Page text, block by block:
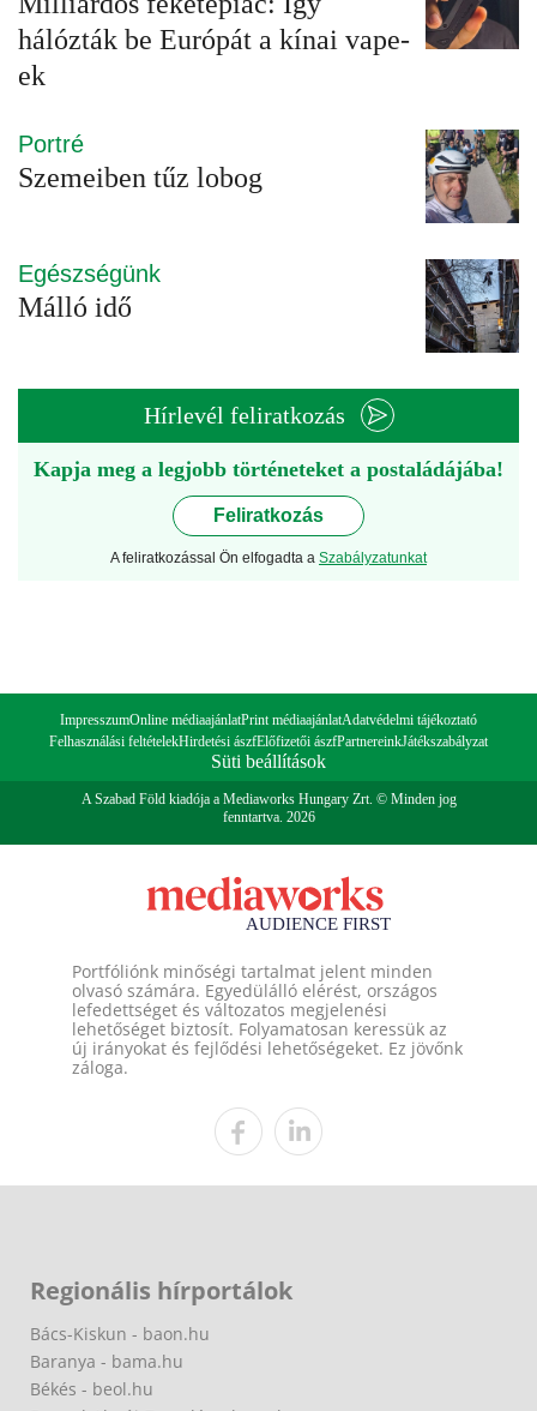
hálózták be Európát a kínai vape-
ek
Portré
Szemeiben tűz lobog
Egészségünk
Málló idő
Hírlevél feliratkozás
Kapja meg a legjobb történeteket a postaládájába!
Feliratkozás
A feliratkozással Ön elfogadta a Szabályzatunkat
ImpresszumOnline médiaajánlatPrint médiaajánlatAdatvédelmi tájékoztató
Felhasználási feltételekHirdetési ászfElőfizetői ászfPartnereinkJátékszabályzat
Süti beállítások
A Szabad Föld kiadója a Mediaworks Hungary Zrt. © Minden jog
fenntartva. 2026
Portfóliónk minőségi tartalmat jelent minden
olvasó számára. Egyedülálló elérést, országos
lefedettséget és változatos megjelenési
lehetőséget biztosít. Folyamatosan keressük az
új irányokat és fejlődési lehetőségeket. Ez jövőnk
záloga.
Regionális hírportálok
Bács-Kiskun - baon.hu
Baranya - bama.hu
Békés - beol.hu